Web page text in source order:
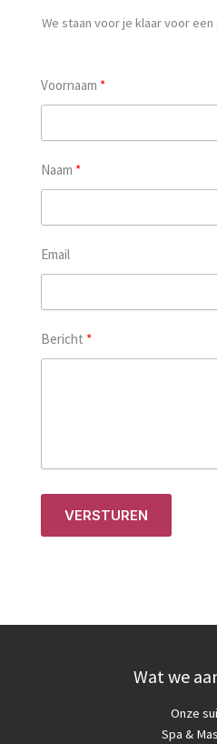
We staan voor je klaar voor
Voornaam
Naam
Email
Bericht
VERSTUREN
Wat we
Onze
Spa &